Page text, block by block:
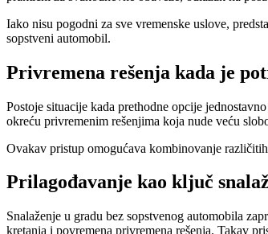
Iako nisu pogodni za sve vremenske uslove,
sopstveni automobil.
Privremena rešenja kada je
Postoje situacije kada prethodne opcije
okreću privremenim rešenjima koja nude veću
Ovakav pristup omogućava kombinovanje
Prilagođavanje kao ključ
Snalaženje u gradu bez sopstvenog automobila
kretanja i povremena privremena rešenja. Takav